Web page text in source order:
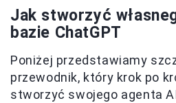
Jak stworzyć
bazie ChatGPT
Poniżej przedstawiamy
przewodnik, który krok po
stworzyć swojego agenta